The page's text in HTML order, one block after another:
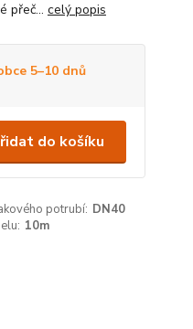
přeč... celý popis
5–10 dnů
do košíku
potrubí: DN40
10m